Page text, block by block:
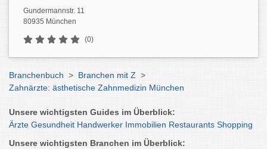
Gundermannstr. 11
80935 München
(0)
Branchenbuch > Branchen mit Z >
Zahnärzte: ästhetische Zahnmedizin München
Unsere wichtigsten Guides im Überblick:
Ärzte Gesundheit Handwerker Immobilien Restaurants Shopping
Unsere wichtigsten Branchen im Überblick: